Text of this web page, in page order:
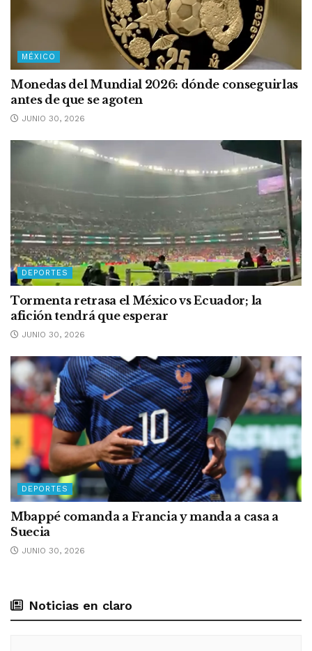
MÉXICO
Monedas del Mundial 2026: dónde conseguirlas
antes de que se agoten
JUNIO 30, 2026
DEPORTES
Tormenta retrasa el México vs Ecuador; la
afición tendrá que esperar
JUNIO 30, 2026
DEPORTES
Mbappé comanda a Francia y manda a casa a
Suecia
JUNIO 30, 2026
Noticias en claro